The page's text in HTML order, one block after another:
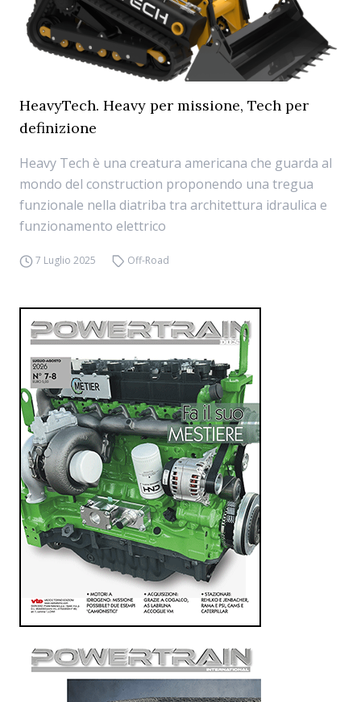
HeavyTech. Heavy per missione, Tech per
definizione
Heavy Tech è una creatura americana che guarda al
mondo del construction proponendo una tregua
funzionale nella diatriba tra architettura idraulica e
funzionamento elettrico
7 Luglio 2025 Off-Road